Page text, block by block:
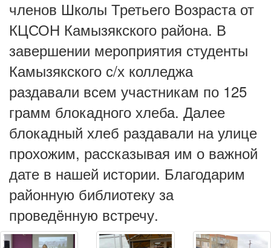
членов Школы Третьего Возраста от
КЦСОН Камызякского района. В
завершении мероприятия студенты
Камызякского с/х колледжа
раздавали всем участникам по 125
грамм блокадного хлеба. Далее
блокадный хлеб раздавали на улице
прохожим, рассказывая им о важной
дате в нашей истории. Благодарим
районную библиотеку за
проведëнную встречу.